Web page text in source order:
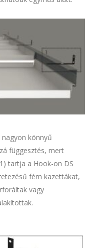
könnyű
függesztés, mert
tartja a Hook-on DS
fém kazettákat,
vagy